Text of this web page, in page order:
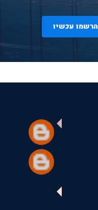
הרשמו עכשיו